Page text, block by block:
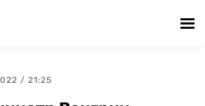
/ 21:25